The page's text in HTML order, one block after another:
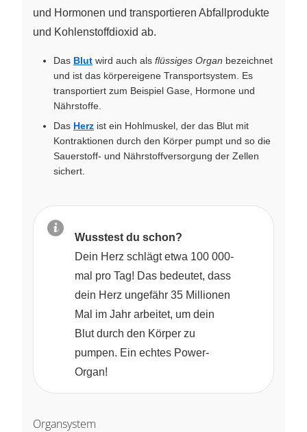
und Hormonen und transportieren Abfallprodukte
und Kohlenstoffdioxid ab.
Das Blut wird auch als flüssiges Organ bezeichnet
und ist das körpereigene Transportsystem. Es
transportiert zum Beispiel Gase, Hormone und
Nährstoffe.
Das Herz ist ein Hohlmuskel, der das Blut mit
Kontraktionen durch den Körper pumpt und so die
Sauerstoff- und Nährstoffversorgung der Zellen
sichert.
Wusstest du schon?
Dein Herz schlägt etwa 100 000-
mal pro Tag! Das bedeutet, dass
dein Herz ungefähr 35 Millionen
Mal im Jahr arbeitet, um dein
Blut durch den Körper zu
pumpen. Ein echtes Power-
Organ!
Organsystem